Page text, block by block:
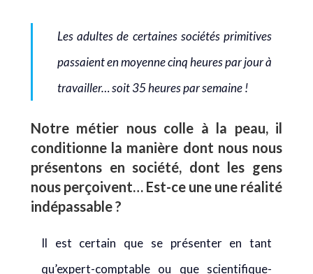
Les adultes de certaines sociétés primitives
passaient en moyenne cinq heures par jour à
travailler… soit 35 heures par semaine !
Notre métier nous colle à la peau, il
conditionne la manière dont nous nous
présentons en société, dont les gens
nous perçoivent… Est-ce une une réalité
indépassable ?
Il est certain que se présenter en tant
qu’expert-comptable ou que scientifique-